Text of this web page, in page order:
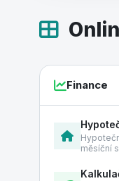
Finance
měsíční